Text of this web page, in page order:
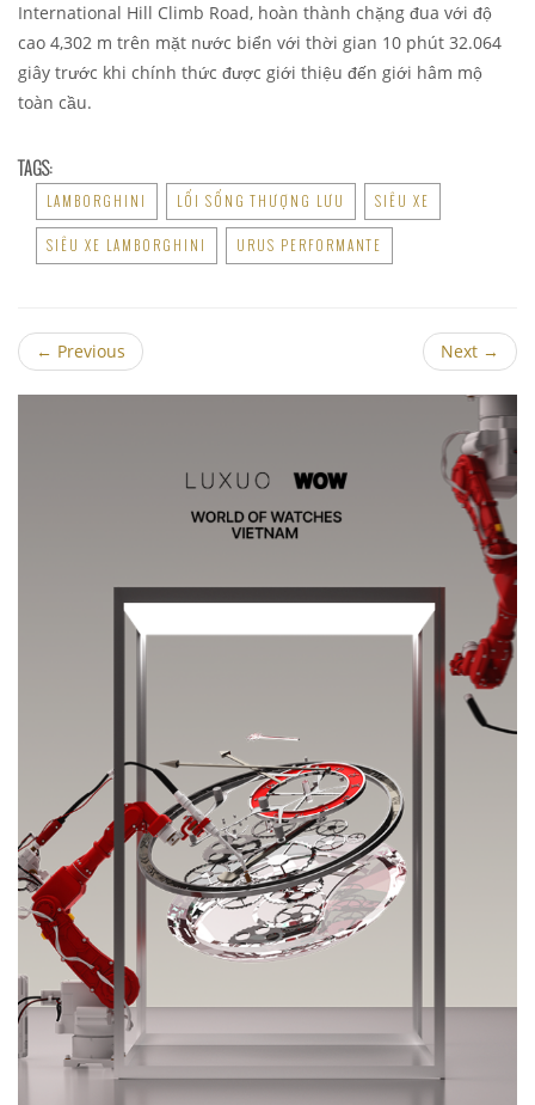
International Hill Climb Road, hoàn thành chặng đua với độ
cao 4,302 m trên mặt nước biển với thời gian 10 phút 32.064
giây trước khi chính thức được giới thiệu đến giới hâm mộ
toàn cầu.
TAGS:
LAMBORGHINI LỐI SỐNG THƯỢNG LƯU SIÊU XE
SIÊU XE LAMBORGHINI URUS PERFORMANTE
← Previous Next →